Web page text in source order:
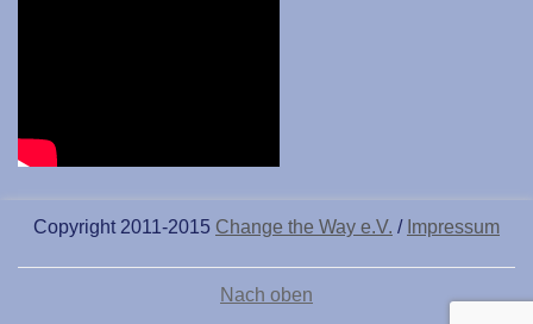
Copyright 2011-2015 Change the Way e.V. / Impressum
Nach oben